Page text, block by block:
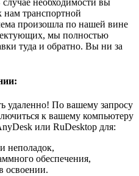
нам транспортной
произошла по нашей вине
мы полностью
туда и обратно. Вы ни за
По вашему запросу
к вашему компьютеру
или RuDesktop для:
неполадок,
обеспечения,
освоении.